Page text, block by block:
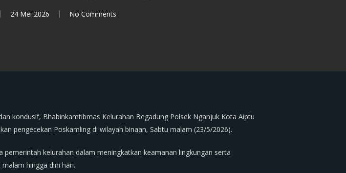
24 Mei 2026 No Comments
kondusif, Bhabinkamtibmas Kelurahan Begadung Polsek Nganjuk Kota Aiptu
pengecekan Poskamling di wilayah binaan, Sabtu malam (23/5/2026).
kelurahan dalam meningkatkan keamanan lingkungan serta
hingga dini hari.